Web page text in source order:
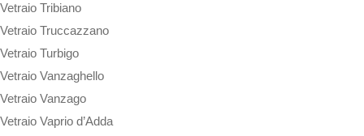
Vetraio Tribiano
Vetraio Truccazzano
Vetraio Turbigo
Vetraio Vanzaghello
Vetraio Vanzago
Vetraio Vaprio d’Adda